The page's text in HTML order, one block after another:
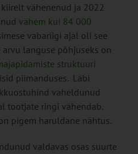
vähenenud ja 2022
vähem kui 84 000
vabariigi ajal oli see
languse põhjuseks on
struktuuri
piimanduses. Läbi
vaheldunud
tootjate ringi vähendab.
pigem haruldane nähtus.
valdavas osas suurte